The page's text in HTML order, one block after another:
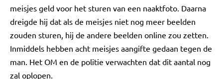
meisjes geld voor het sturen van een naaktfoto. Daarna
dreigde hij dat als de meisjes niet nog meer beelden
zouden sturen, hij de andere beelden online zou zetten.
Inmiddels hebben acht meisjes aangifte gedaan tegen de
man. Het OM en de politie verwachten dat dit aantal nog
zal oplopen.